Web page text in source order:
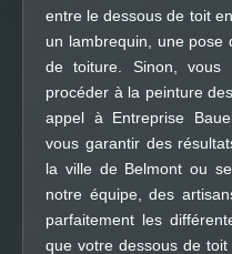
entre le dessous de toit
un lambrequin, une pose
de toiture. Sinon, vous
procéder à la peinture
appel à Entreprise
vous garantir des
la ville de Belmont ou
notre équipe, des
parfaitement les
que votre dessous de